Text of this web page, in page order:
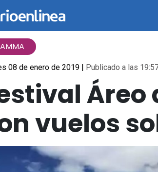
08 de enero de 2019 | Publicado a las
Áreo
vuelos